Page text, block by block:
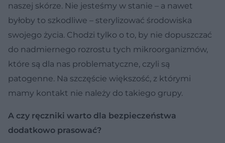
naszej skórze. Nie jesteśmy w stanie – a nawet
byłoby to szkodliwe – sterylizować środowiska
swojego życia. Chodzi tylko o to, by nie dopuszczać
do nadmiernego rozrostu tych mikroorganizmów,
które są dla nas problematyczne, czyli są
patogenne. Na szczęście większość, z którymi
mamy kontakt nie należy do takiego grupy.
A czy ręczniki warto dla bezpieczeństwa
dodatkowo prasować?